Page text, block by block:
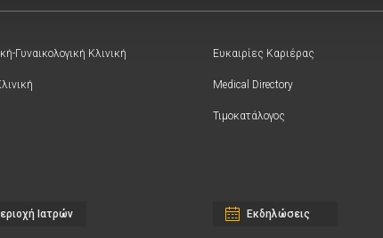
Γυναικολογική Κλινική
Ιατρών
Ευκαιρίες Καριέρας
Medical Directory
Τιμοκατάλογος
Εκδηλώσεις